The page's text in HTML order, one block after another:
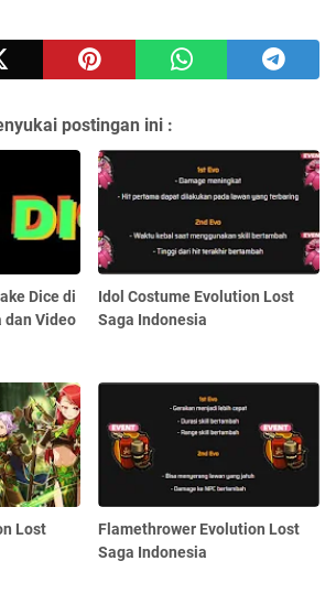
postingan ini :
Dice di
dan Video
Idol Costume Evolution Lost
Saga Indonesia
Lost
Flamethrower Evolution Lost
Saga Indonesia